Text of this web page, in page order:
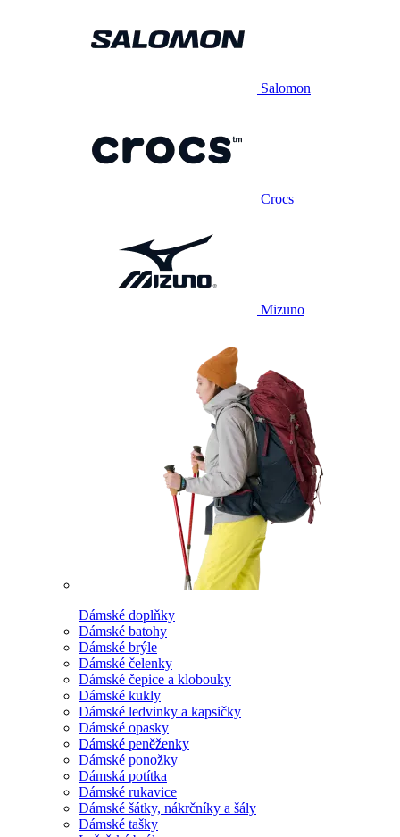
Salomon
Crocs
Mizuno
Dámské doplňky
Dámské batohy
Dámské brýle
Dámské čelenky
Dámské čepice a klobouky
Dámské kukly
Dámské ledvinky a kapsičky
Dámské opasky
Dámské peněženky
Dámské ponožky
Dámská potítka
Dámské rukavice
Dámské šátky, nákrčníky a šály
Dámské tašky